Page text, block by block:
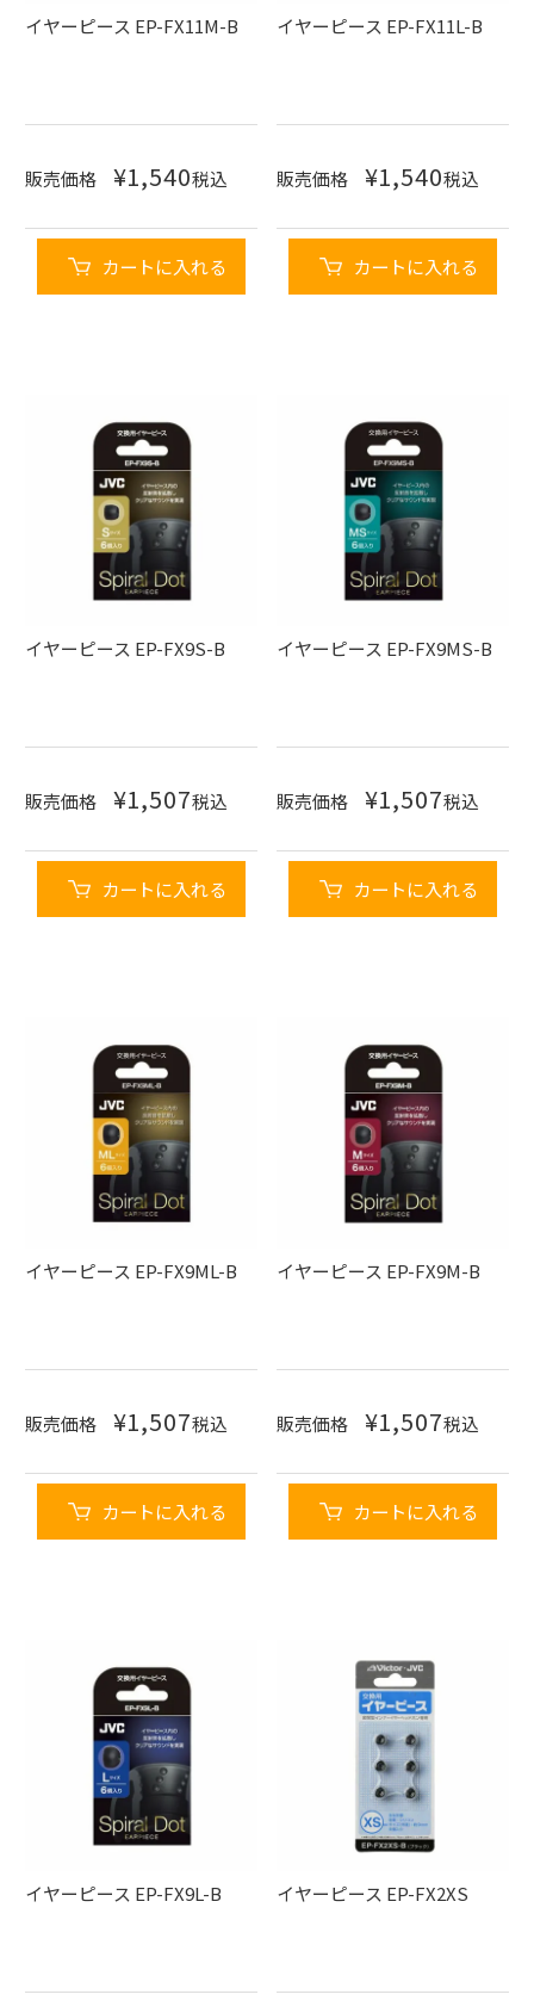
イヤーピース EP-FX11M-B
販売価格 ¥1,540税込
カートに入れる
イヤーピース EP-FX11L-B
販売価格 ¥1,540税込
カートに入れる
イヤーピース EP-FX9S-B
販売価格 ¥1,507税込
カートに入れる
イヤーピース EP-FX9MS-B
販売価格 ¥1,507税込
カートに入れる
イヤーピース EP-FX9ML-B
販売価格 ¥1,507税込
カートに入れる
イヤーピース EP-FX9M-B
販売価格 ¥1,507税込
カートに入れる
イヤーピース EP-FX9L-B イヤーピース EP-FX2XS